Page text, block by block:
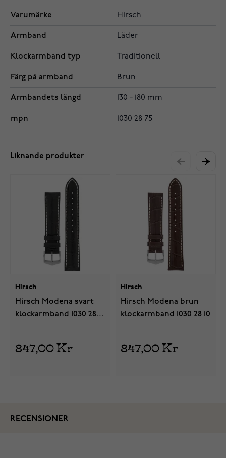
Varumärke Hirsch
Armband Läder
Klockarmband typ Traditionell
Färg på armband Brun
Armbandets längd 130 - 180 mm
mpn 1030 28 75
Liknande produkter
Hirsch
Hirsch Modena svart
klockarmband 1030 28
847,00 Kr
Hirsch
Hirsch Modena brun
klockarmband 1030 28 10
847,00 Kr
RECENSIONER